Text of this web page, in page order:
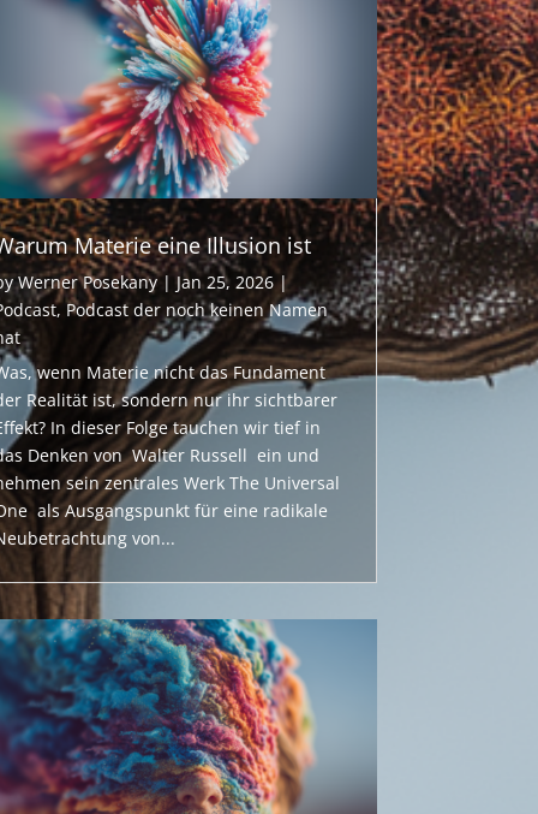
Materie eine Illusion ist
Werner Posekany| Jan 25, 2026|
,Podcast der noch keinen Namen
wenn Materie nicht das Fundament
Realität ist, sondern nur ihr sichtbarer
In dieser Folge tauchen wir tief in
Denken von Walter Russell ein und
sein zentrales Werk The Universal
als Ausgangspunkt für eine radikale
von...